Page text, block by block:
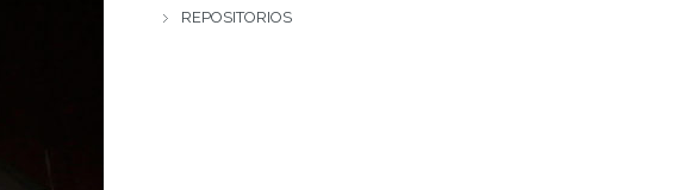
REPOSITORIOS